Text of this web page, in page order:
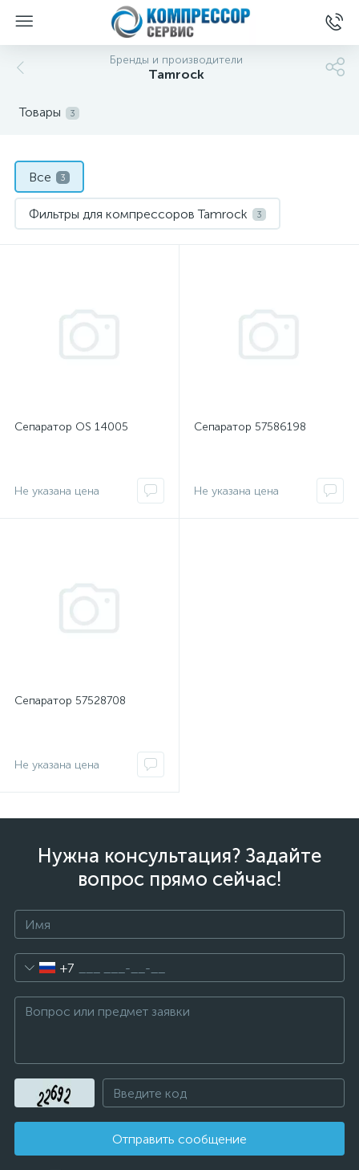
Бренды и производители
Tamrock
Товары 3
Все 3
Фильтры для компрессоров Tamrock 3
Сепаратор OS 14005
Не указана цена
Сепаратор 57586198
Не указана цена
Сепаратор 57528708
Не указана цена
Нужна консультация? Задайте
вопрос прямо сейчас!
+7
Отправить сообщение